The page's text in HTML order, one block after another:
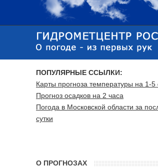
ПОПУЛЯРНЫЕ ССЫЛКИ:
Карты прогноза температуры на 1-5
Прогноз осадков на 2 часа
Погода в Московской области за
сутки
О ПРОГНОЗАХ